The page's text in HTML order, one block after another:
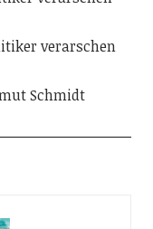
verarschen
Schmidt